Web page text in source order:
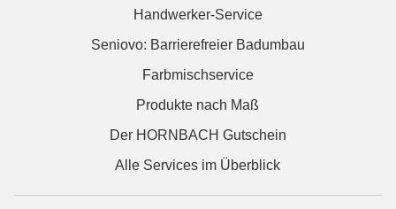
Handwerker-Service
Seniovo: Barrierefreier Badumbau
Farbmischservice
Produkte nach Maß
Der HORNBACH Gutschein
Alle Services im Überblick